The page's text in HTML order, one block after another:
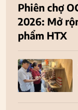
Phiên chợ
2026: Mở
phẩm HTX